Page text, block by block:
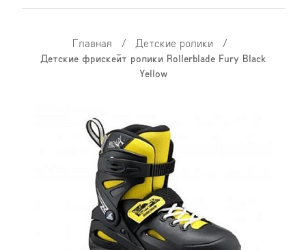
Главная / Детские ролики /
Детские фрискейт ролики Rollerblade Fury Black
Yellow